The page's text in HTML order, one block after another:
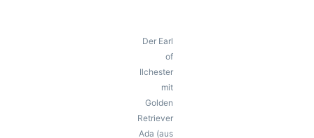
Der Earl
of
Ilchester
mit
Golden
Retriever
Ada (aus